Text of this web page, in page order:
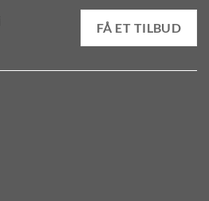
FÅ ET TILBUD